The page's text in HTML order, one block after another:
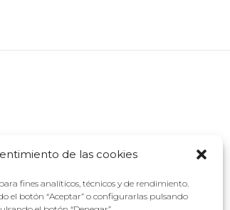
de las cookies
fines analíticos, técnicos y de rendimiento.
el botón “Aceptar” o configurarlas pulsando